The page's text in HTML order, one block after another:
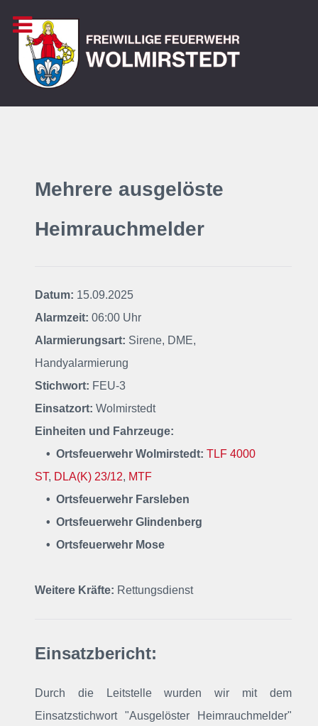
Mehrere ausgelöste
Heimrauchmelder
Datum: 15.09.2025
Alarmzeit: 06:00 Uhr
Alarmierungsart: Sirene, DME,
Handyalarmierung
Stichwort: FEU-3
Einsatzort: Wolmirstedt
Einheiten und Fahrzeuge:
• Ortsfeuerwehr Wolmirstedt: TLF 4000
ST, DLA(K) 23/12, MTF
• Ortsfeuerwehr Farsleben
• Ortsfeuerwehr Glindenberg
• Ortsfeuerwehr Mose
Weitere Kräfte: Rettungsdienst
Einsatzbericht:
Durch die Leitstelle wurden wir mit dem
Einsatzstichwort "Ausgelöster Heimrauchmelder"